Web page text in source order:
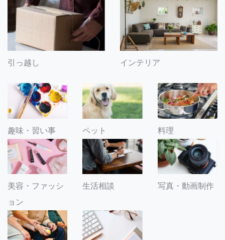
引っ越し インテリア
趣味・習い事 ペット 料理
美容・ファッシ
ョン
生活相談 写真・動画制作